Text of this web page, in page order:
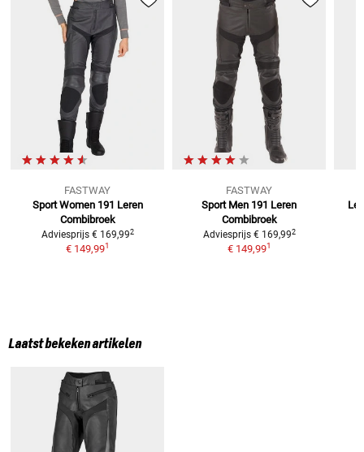
FASTWAY
Sport Women 191 Leren
Combibroek
Adviesprijs € 169,992
€ 149,991
FASTWAY
Sport Men 191 Leren
Combibroek
Adviesprijs € 169,992
€ 149,991
Le
Laatst bekeken artikelen